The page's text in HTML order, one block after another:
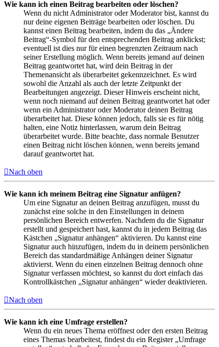
Wie kann ich einen Beitrag bearbeiten oder löschen?
Wenn du nicht Administrator oder Moderator bist, kannst du
nur deine eigenen Beiträge bearbeiten oder löschen. Du
kannst einen Beitrag bearbeiten, indem du das „Ändere
Beitrag“-Symbol für den entsprechenden Beitrag anklickst;
eventuell ist dies nur für einen begrenzten Zeitraum nach
seiner Erstellung möglich. Wenn bereits jemand auf deinen
Beitrag geantwortet hat, wird dein Beitrag in der
Themenansicht als überarbeitet gekennzeichnet. Es wird
sowohl die Anzahl als auch der letzte Zeitpunkt der
Bearbeitungen angezeigt. Dieser Hinweis erscheint nicht,
wenn noch niemand auf deinen Beitrag geantwortet hat oder
wenn ein Administrator oder Moderator deinen Beitrag
überarbeitet hat. Diese können jedoch, falls sie es für nötig
halten, eine Notiz hinterlassen, warum dein Beitrag
überarbeitet wurde. Bitte beachte, dass normale Benutzer
einen Beitrag nicht löschen können, wenn bereits jemand
darauf geantwortet hat.
Nach oben
Wie kann ich meinem Beitrag eine Signatur anfügen?
Um eine Signatur an deinen Beitrag anzufügen, musst du
zunächst eine solche in den Einstellungen in deinem
persönlichen Bereich entwerfen. Nachdem du die Signatur
erstellt und gespeichert hast, kannst du in jedem Beitrag das
Kästchen „Signatur anhängen“ aktivieren. Du kannst eine
Signatur auch hinzufügen, indem du in deinem persönlichen
Bereich das standardmäßige Anhängen deiner Signatur
aktivierst. Wenn du einen einzelnen Beitrag dennoch ohne
Signatur verfassen möchtest, so kannst du dort einfach das
Kontrollkästchen „Signatur anhängen“ wieder deaktivieren.
Nach oben
Wie kann ich eine Umfrage erstellen?
Wenn du ein neues Thema eröffnest oder den ersten Beitrag
eines Themas bearbeitest, findest du ein Register „Umfrage